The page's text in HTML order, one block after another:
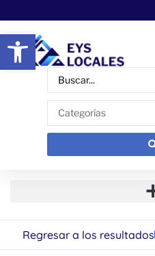
Abrir barra de herramientas
Regresar a los resultados